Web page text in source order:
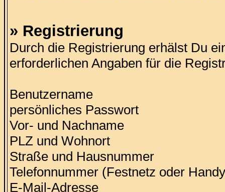
» Registrierung
Durch die Registrierung erhälst Du
erforderlichen Angaben für die
Benutzername
persönliches Passwort
Vor- und Nachname
PLZ und Wohnort
Straße und Hausnummer
Telefonnummer (Festnetz oder
E-Mail-Adresse